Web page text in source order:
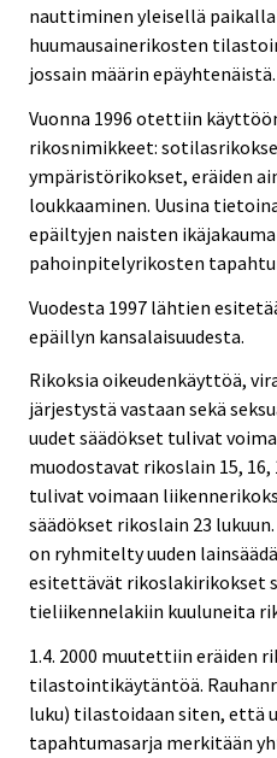
nauttiminen yleisellä
huumausainerikosten
jossain määrin epäyhtenäistä.
Vuonna 1996 otettiin
rikosnimikkeet:
ympäristörikokset, eräiden
loukkaaminen. Uusina
epäiltyjen naisten
pahoinpitelyrikosten
Vuodesta 1997 lähtien
epäillyn kansalaisuudesta.
Rikoksia oikeudenkäyttöä,
järjestystä vastaan sekä
uudet säädökset tulivat
muodostavat rikoslain 15, 16,
tulivat voimaan
säädökset rikoslain 23
on ryhmitelty uuden
esitettävät rikoslakirikokset
tieliikennelakiin kuuluneita
1.4. 2000 muutettiin eräiden
tilastointikäytäntöä.
luku) tilastoidaan siten, että
tapahtumasarja merkitään